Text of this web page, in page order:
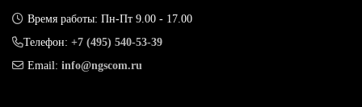
Время работы: Пн-Пт 9.00 - 17.00
Телефон: +7 (495) 540-53-39
Email: info@ngscom.ru